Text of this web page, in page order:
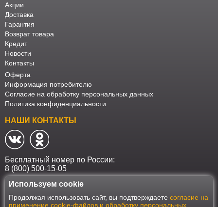
Акции
Доставка
Гарантия
Возврат товара
Кредит
Новости
Контакты
Оферта
Информация потребителю
Согласие на обработку персональных данных
Политика конфиденциальности
НАШИ КОНТАКТЫ
Бесплатный номер по России:
8 (800) 500-15-05
Наш интернет-магазин работает в соответствии с требованиями
Федерального закона от 27 июля 2006 года №152-ФЗ "О персональных
Используем cookie
Продолжая использовать сайт, вы подтверждаете согласие на
применение cookie-файлов и обработку персональных